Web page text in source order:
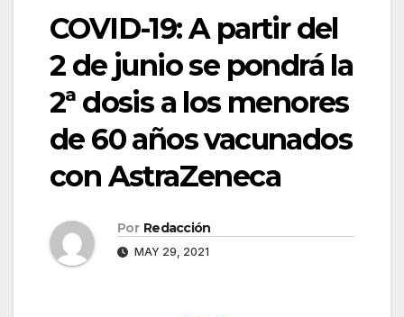
COVID-19: A partir del
2 de junio se pondrá la
2ª dosis a los menores
de 60 años vacunados
con AstraZeneca
Por Redacción
MAY 29, 2021